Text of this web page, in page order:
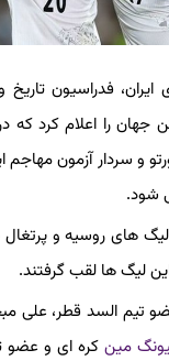
فدراسیون تاریخ
جهان را اعلام کرد که
و سردار آزمون مهاجم
شود.
لیگ های روسیه و
لیگ ها لقب گرفتند.
تیم السد قطر، علی
مین کره ای و عضو